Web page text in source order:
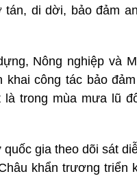
di dời, bảo đảm
Nông nghiệp và
công tác bảo
trong mùa mưa lũ
gia theo dõi sát
khẩn trương triển